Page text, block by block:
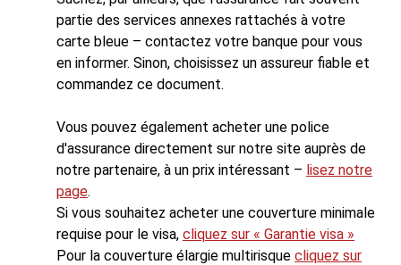
partie des services annexes rattachés à votre
carte bleue – contactez votre banque pour vous
en informer. Sinon, choisissez un assureur fiable et
commandez ce document.
Vous pouvez également acheter une police
d'assurance directement sur notre site auprès de
notre partenaire, à un prix intéressant – lisez notre
page.
Si vous souhaitez acheter une couverture minimale
requise pour le visa, cliquez sur « Garantie visa »
Pour la couverture élargie multirisque cliquez sur